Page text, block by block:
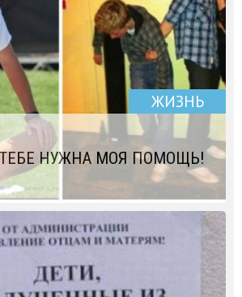
ЖИЗНЬ
НУЖНА МОЯ ПОМОЩЬ!